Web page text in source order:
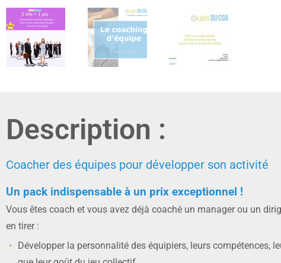
Description :
Coacher des équipes pour développer son activité
Un pack indispensable à un prix exceptionnel !
Vous êtes coach et vous avez déjà coaché un manager ou un
en tirer :
Développer la personnalité des équipiers, leurs compétences,